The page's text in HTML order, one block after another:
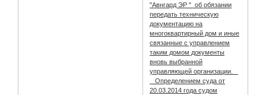
"Авнгард ЭР " об обязании
передать техническую
документацию на
многоквартирный дом и иные
связанные с управлением
таким домом документы
вновь выбранной
управляющей организации.
Определением суда от
20.03.2014 года судом